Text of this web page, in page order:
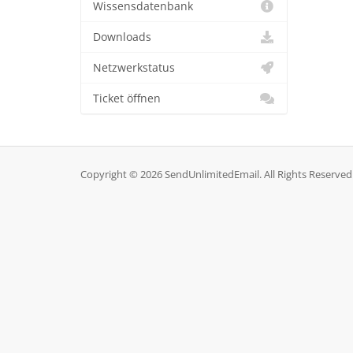
Wissensdatenbank
Downloads
Netzwerkstatus
Ticket öffnen
Copyright © 2026 SendUnlimitedEmail. All Rights